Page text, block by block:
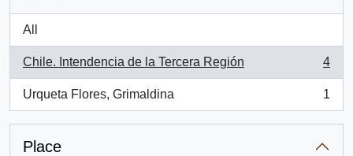
All
Chile. Intendencia de la Tercera Región
, 4 results
4
Urqueta Flores, Grimaldina
, 1 results
1
Place